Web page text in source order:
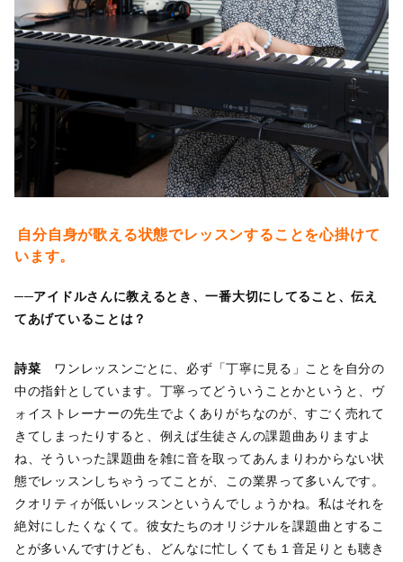
自分自身が歌える状態でレッスンすることを心掛けて
います。
──アイドルさんに教えるとき、一番大切にしてること、伝え
てあげていることは？
詩菜 ワンレッスンごとに、必ず「丁寧に見る」ことを自分の
中の指針としています。丁寧ってどういうことかというと、ヴ
ォイストレーナーの先生でよくありがちなのが、すごく売れて
きてしまったりすると、例えば生徒さんの課題曲ありますよ
ね、そういった課題曲を雑に音を取ってあんまりわからない状
態でレッスンしちゃうってことが、この業界って多いんです。
クオリティが低いレッスンというんでしょうかね。私はそれを
絶対にしたくなくて。彼女たちのオリジナルを課題曲とするこ
とが多いんですけども、どんなに忙しくても１音足りとも聴き